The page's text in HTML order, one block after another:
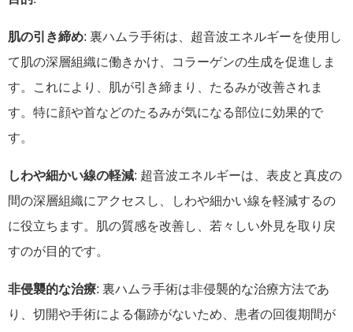
肌の引き締め: 裏ハムラ手術は、超音波エネルギーを使用し
て肌の深層組織に働きかけ、コラーゲンの生成を促進しま
す。これにより、肌が引き締まり、たるみが改善されま
す。特に顔や首などのたるみが気になる部位に効果的で
す。
しわや細かい線の軽減: 超音波エネルギーは、表皮と真皮の
間の深層組織にアクセスし、しわや細かい線を軽減するの
に役立ちます。肌の質感を改善し、若々しい外見を取り戻
すのが目的です。
非侵襲的な治療: 裏ハムラ手術は非侵襲的な治療方法であ
り、切開や手術による傷跡がないため、患者の回復期間が